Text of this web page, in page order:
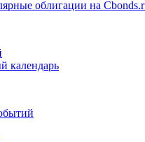
облигации на Cbonds.ru